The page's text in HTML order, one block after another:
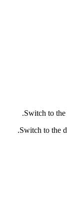
Switch to
Switch to the